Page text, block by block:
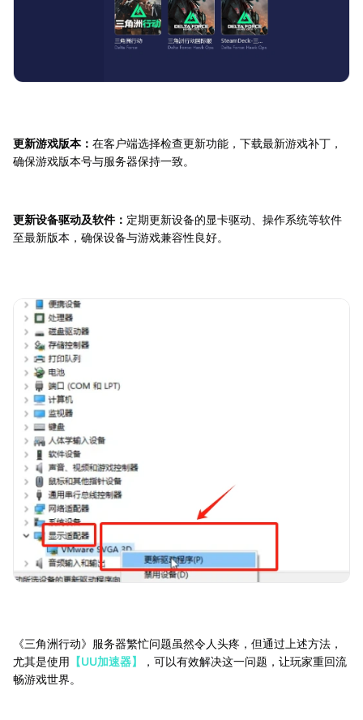
更新游戏版本： 在客户端选择检查更新功能，下载最新游戏补丁，
确保游戏版本号与服务器保持一致。
更新设备驱动及软件： 定期更新设备的显卡驱动、操作系统等软件
至最新版本，确保设备与游戏兼容性良好。
《三角洲行动》服务器繁忙问题虽然令人头疼，但通过上述方法，
尤其是使用 【UU加速器】
，可以有效解决这一问题，让玩家重回流
畅游戏世界。